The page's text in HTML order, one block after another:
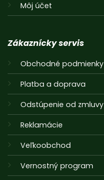
Môj účet
Zákaznícky servis
Obchodné podmienky
Platba a doprava
Odstúpenie od zmluvy
Reklamácie
Veľkoobchod
Vernostný program